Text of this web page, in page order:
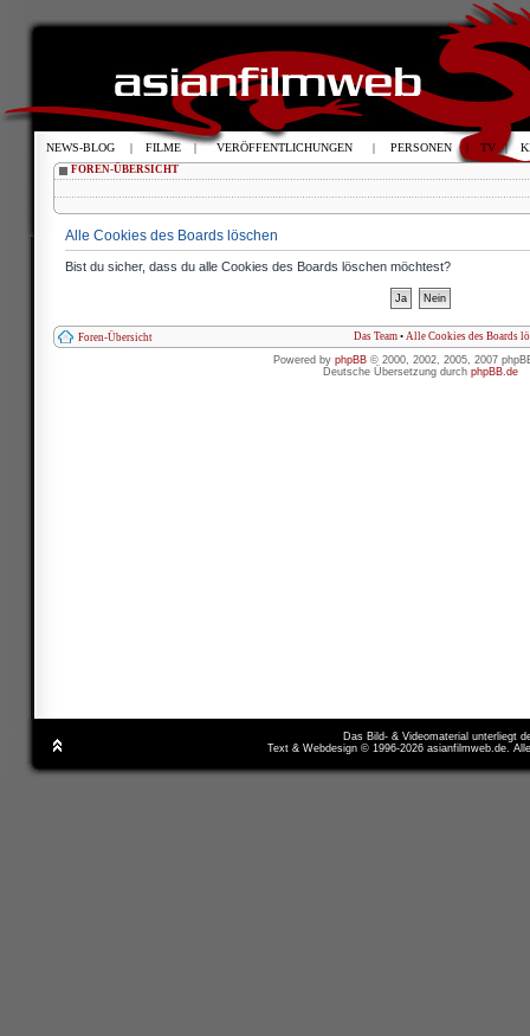
FOREN-ÜBERSICHT
Alle Cookies des Boards löschen
Bist du sicher, dass du alle Cookies des Boards löschen möchtest?
Foren-Übersicht Das Team • Alle Cookies des Boards
Powered by phpBB © 2000, 2002, 2005, 2007
Deutsche Übersetzung durch phpBB.de
Das Bild- & Videomaterial unterliegt
Text & Webdesign © 1996-2026 asianfilmweb.de.
NEWS-BLOG | FILME | VERÖFFENTLICHUNGEN | PERSONEN | TV |